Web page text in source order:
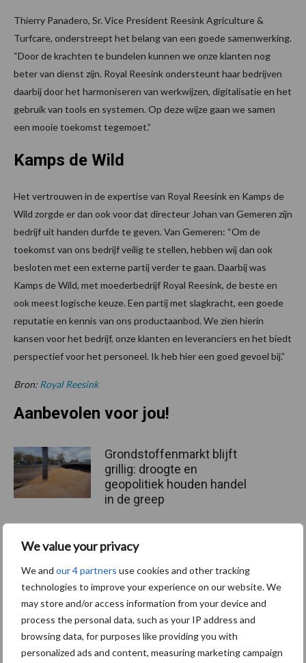
We value your privacy
We and our 4 partners use cookies and other tracking
technologies to improve your experience on our website. We
may store and/or access information from your device and
process the personal data, such as your IP address and
browsing data, for purposes like providing you with
personalized ads and content, measuring marketing campaign
Thierry Panadero, Sr. Vice President Reesink Agriculture &
Turfcare, onderstreept het belang van een goede samenwerking.
“Door de krachten te bundelen kunnen we onze klanten nog
beter van dienst zijn. Royal Reesink ondersteunt haar bedrijven
daarbij door het harmoniseren van werkwijzen, digitalisatie en het
gebruik van tools en systemen. Op deze wijze gaan we samen
een mooie toekomst tegemoet.”
Kamps de Wild
Het vertrouwen in de expertise van Royal Reesink en Kamps de
Wild zorgde er dan ook voor dat directeur Johan van Gemeren zijn
bedrijf uit handen durfde te geven. Van Gemeren: “Om de
toekomst van ons bedrijf veilig te stellen, hebben wij dan ook
besloten met een externe partij verder te gaan. Daarbij was
Kamps de Wild, met moederbedrijf Royal Reesink, de beste en
ook meest logische keuze. Een partij met slagkracht, een goede
reputatie en kennis van ons productaanbod. We zien hierin
kansen voor het bedrijf, onze klanten en leveranciers en het biedt
perspectief voor het personeel. Ik heb hier een goed gevoel bij.”
Bron: Royal Reesink
Aanbevolen voor jou!
Grondstoffenmarkt blijft
grillig: droogte en
geopolitiek houden handel
in de greep
De speenhuid: een vaak
voor mastitis
ForFarmers ziet volume en
marktaandeel groeien in